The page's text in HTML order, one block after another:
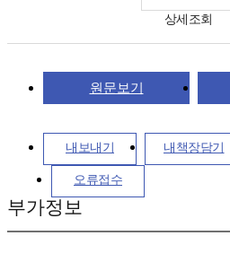
상세조회
원문보기
내보내기 내책장담기
오류접수
부가정보